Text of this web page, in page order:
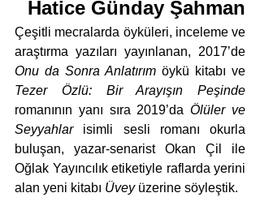
Hatice Günday Şahman
Çeşitli mecralarda öyküleri, inceleme ve
Onu da Sonra Anlatırım
Tezer Özlü: Bir Arayışın Peşinde
romanının yanı sıra 2019’da Ölüler ve
Seyyahlar isimli sesli romanı okurla
buluşan, yazar-senarist Okan Çil ile
Oğlak Yayıncılık etiketiyle raflarda yerini
alan yeni kitabı Üvey üzerine söyleştik.